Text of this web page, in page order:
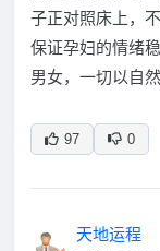
子正对照床上，
保证孕妇的情绪
男女，一切以自然
97 0
天地运程